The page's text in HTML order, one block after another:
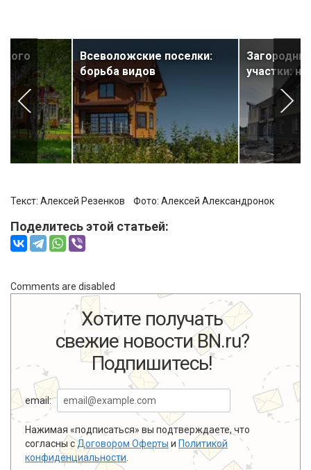
Всеволожские поселки:
борьба видов
участки:
Текст: Алексей Резенков Фото: Алексей Александронок
Поделитесь этой статьей:
Comments are disabled
Хотите получать
свежие новости BN.ru?
Подпишитесь!
email:
Нажимая «подписаться» вы подтверждаете, что
согласны сДоговором Оферты и Политикой
конфиденциальности